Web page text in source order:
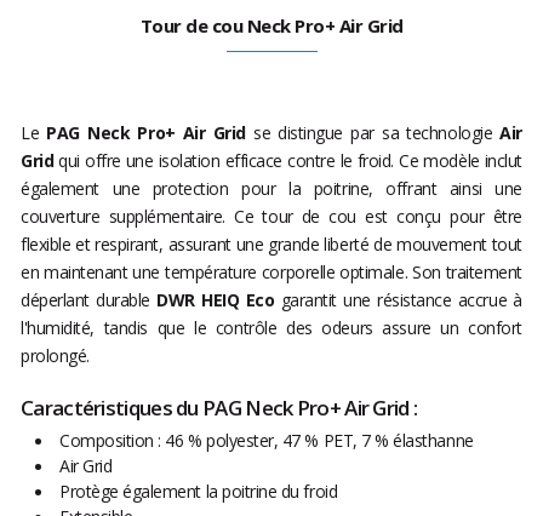
Tour de cou Neck Pro+ Air Grid
Le PAG Neck Pro+ Air Gridse distingue par sa technologieAir
Gridqui offre une isolation efficace contre le froid. Ce modèle inclut
également une protection pour la poitrine, offrant ainsi une
couverture supplémentaire. Ce tour de cou est conçu pour être
flexible et respirant, assurant une grande liberté de mouvement tout
en maintenant une température corporelle optimale. Son traitement
déperlant durable DWR HEIQ Eco garantit une résistance accrue à
l'humidité, tandis que le contrôle des odeurs assure un confort
prolongé.
Caractéristiques du PAG Neck Pro+ Air Grid :
Composition : 46 % polyester, 47 % PET, 7 % élasthanne
Air Grid
Protège également la poitrine du froid